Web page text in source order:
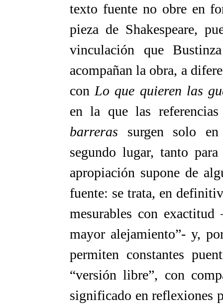
texto fuente no obre en
pieza de Shakespeare,
vinculación que
acompañan la obra, a
con Lo que quieren las
en la que las
barreras surgen solo
segundo lugar, tanto
apropiación supone de
fuente: se trata, en
mesurables con
mayor alejamiento”- y,
permiten constantes
“versión libre”, con
significado en reflexiones